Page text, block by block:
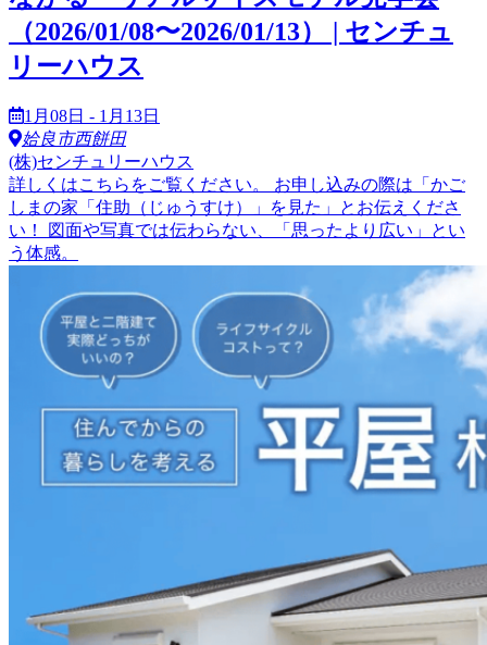
（2026/01/08〜2026/01/13） | センチュ
リーハウス
1月08日 - 1月13日
姶良市西餅田
(株)センチュリーハウス
詳しくはこちらをご覧ください。 お申し込みの際は「かご
しまの家「住助（じゅうすけ）」を見た」とお伝えくださ
い！ 図面や写真では伝わらない、「思ったより広い」とい
う体感。